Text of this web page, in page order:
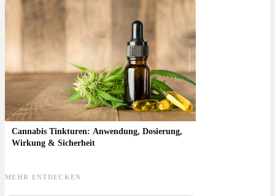
Cannabis Tinkturen: Anwendung, Dosierung,
Wirkung & Sicherheit
MEHR ENTDECKEN